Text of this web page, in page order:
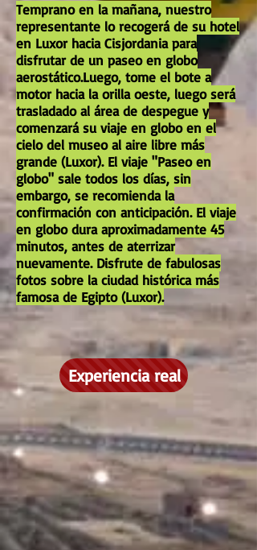
Temprano en la mañana, nuestro
representante lo recogerá de su hotel
en Luxor hacia Cisjordania para
disfrutar de un paseo en globo
aerostático.Luego, tome el bote a
motor hacia la orilla oeste, luego será
trasladado al área de despegue y
comenzará su viaje en globo en el
cielo del museo al aire libre más
grande (Luxor). El viaje "Paseo en
globo" sale todos los días, sin
embargo, se recomienda la
confirmación con anticipación. El viaje
en globo dura aproximadamente 45
minutos, antes de aterrizar
nuevamente. Disfrute de fabulosas
fotos sobre la ciudad histórica más
famosa de Egipto (Luxor).
Experiencia real